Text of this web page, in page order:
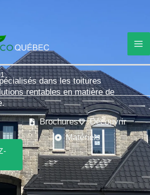
dans les toitures
rentables en matière de
Brochures
Découvrir
Matériels